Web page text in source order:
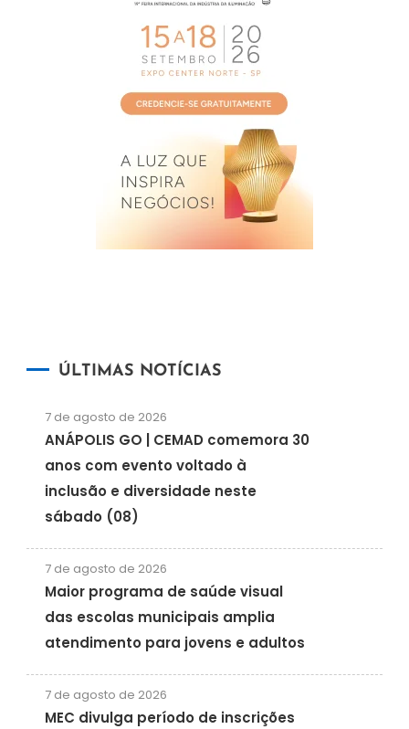
ÚLTIMAS NOTÍCIAS
7 de agosto de 2026
ANÁPOLIS GO | CEMAD comemora 30
anos com evento voltado à
inclusão e diversidade neste
sábado (08)
7 de agosto de 2026
Maior programa de saúde visual
das escolas municipais amplia
atendimento para jovens e adultos
7 de agosto de 2026
MEC divulga período de inscrições